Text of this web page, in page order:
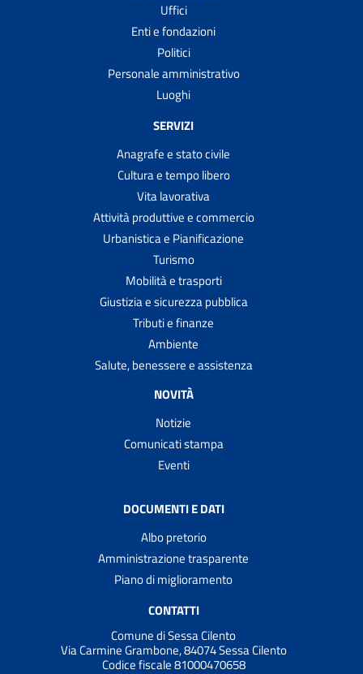
Uffici
Enti e fondazioni
Politici
Personale amministrativo
Luoghi
SERVIZI
Anagrafe e stato civile
Cultura e tempo libero
Vita lavorativa
Attività produttive e commercio
Urbanistica e Pianificazione
Turismo
Mobilità e trasporti
Giustizia e sicurezza pubblica
Tributi e finanze
Ambiente
Salute, benessere e assistenza
NOVITÀ
Notizie
Comunicati stampa
Eventi
DOCUMENTI E DATI
Albo pretorio
Amministrazione trasparente
Piano di miglioramento
CONTATTI
Comune di Sessa Cilento
Via Carmine Grambone, 84074 Sessa Cilento
Codice fiscale 81000470658